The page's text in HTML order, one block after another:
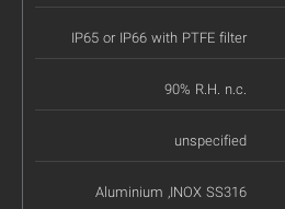
IP65 or IP66 with PTFE filter
90% R.H. n.c.
unspecified
Aluminium ,INOX SS316